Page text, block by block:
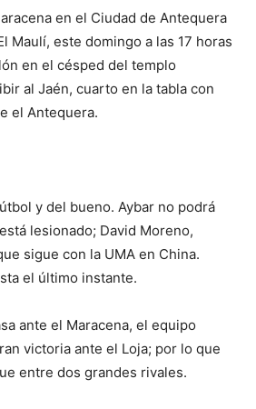
en el Ciudad de Antequera
Maulí, este domingo a las 17 horas
en el césped del templo
al Jaén, cuarto en la tabla con
el Antequera.
y del bueno. Aybar no podrá
lesionado; David Moreno,
sigue con la UMA en China.
el último instante.
ante el Maracena, el equipo
victoria ante el Loja; por lo que
entre dos grandes rivales.